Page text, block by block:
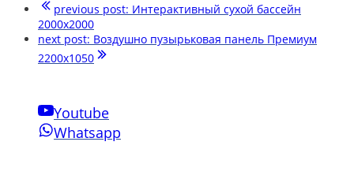
previous post: Интерактивный сухой бассейн
2000х2000
next post: Воздушно пузырьковая панель Премиум
2200х1050
Youtube
Whatsapp